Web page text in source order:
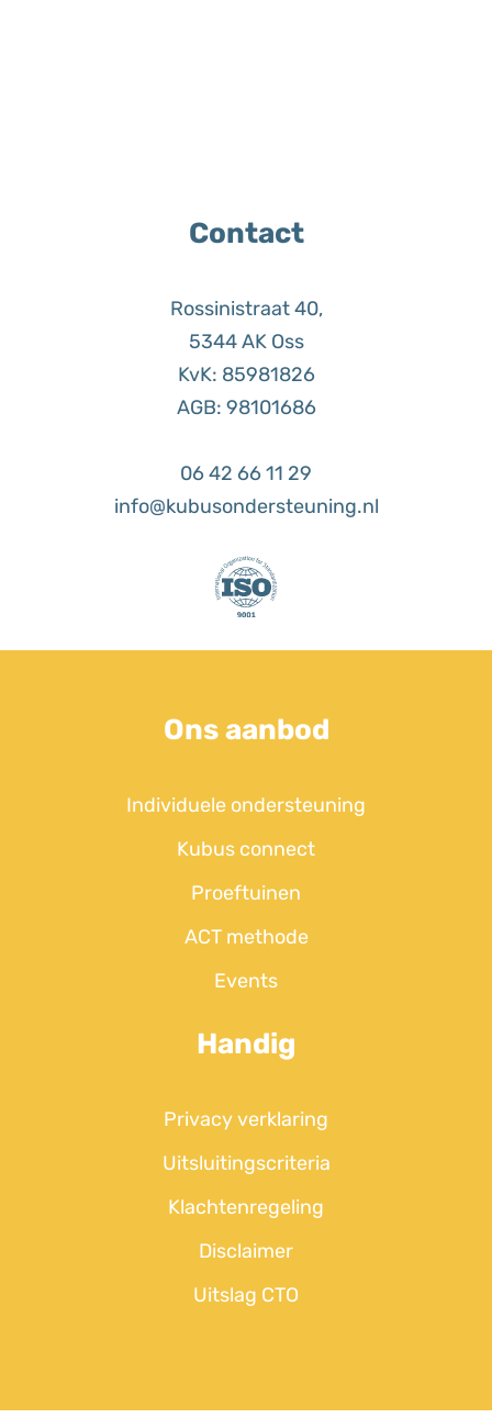
Contact
Rossinistraat 40,
5344 AK Oss
KvK: 85981826
AGB: 98101686
06 42 66 11 29
info@kubusondersteuning.nl
Ons aanbod
Individuele ondersteuning
Kubus connect
Proeftuinen
ACT methode
Events
Handig
Privacy verklaring
Uitsluitingscriteria
Klachtenregeling
Disclaimer
Uitslag CTO